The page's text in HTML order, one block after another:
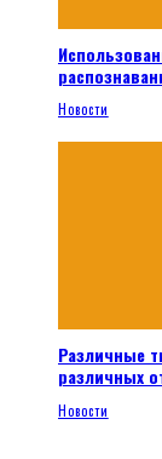
Новости
Различные
различных
Новости